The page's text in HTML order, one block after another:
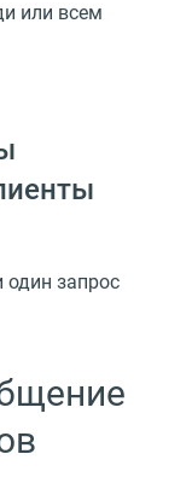
или всем
один запрос